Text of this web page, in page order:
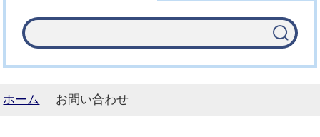
ホーム お問い合わせ